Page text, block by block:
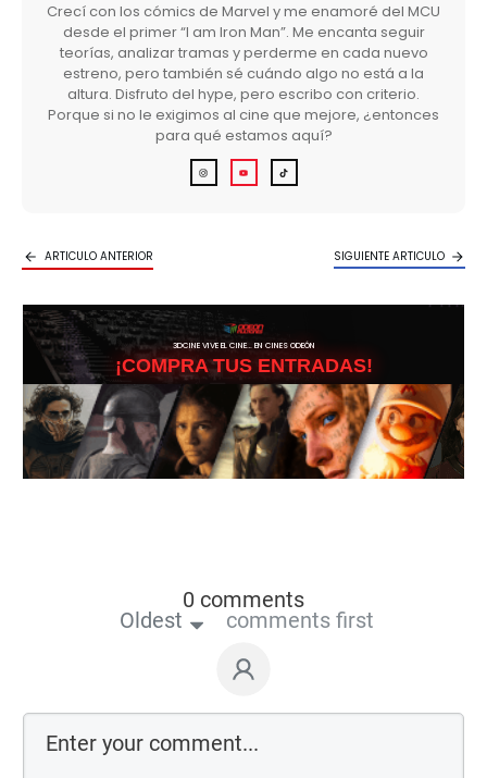
Crecí con los cómics de Marvel y me enamoré del MCU
desde el primer “I am Iron Man”. Me encanta seguir
teorías, analizar tramas y perderme en cada nuevo
estreno, pero también sé cuándo algo no está a la
altura. Disfruto del hype, pero escribo con criterio.
Porque si no le exigimos al cine que mejore, ¿entonces
para qué estamos aquí?
ARTICULO ANTERIOR SIGUIENTE ARTICULO
3DCINE VIVE EL CINE… EN CINES ODEÓN
¡COMPRA TUS ENTRADAS!
0 comments
Oldest comments first